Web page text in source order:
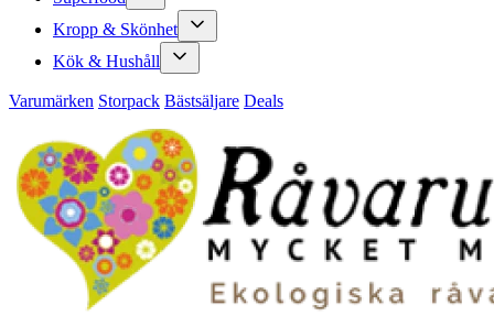
Kropp & Skönhet
Kök & Hushåll
Varumärken Storpack Bästsäljare Deals